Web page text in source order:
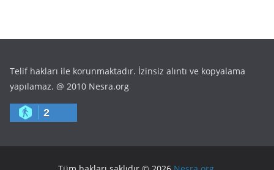
Telif hakları ile korunmaktadır. İzinsiz alıntı ve kopyalama
yapılamaz. @ 2010 Nesra.org
2